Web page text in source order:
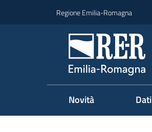
Regione Emilia-Romagna
Novità Dati